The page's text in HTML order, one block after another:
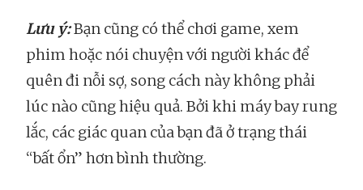
Lưu ý:Bạn cũng có thể chơi game, xem
phim hoặc nói chuyện với người khác để
quên đi nỗi sợ, song cách này không phải
lúc nào cũng hiệu quả. Bởi khi máy bay rung
lắc, các giác quan của bạn đã ở trạng thái
“bất ổn” hơn bình thường.